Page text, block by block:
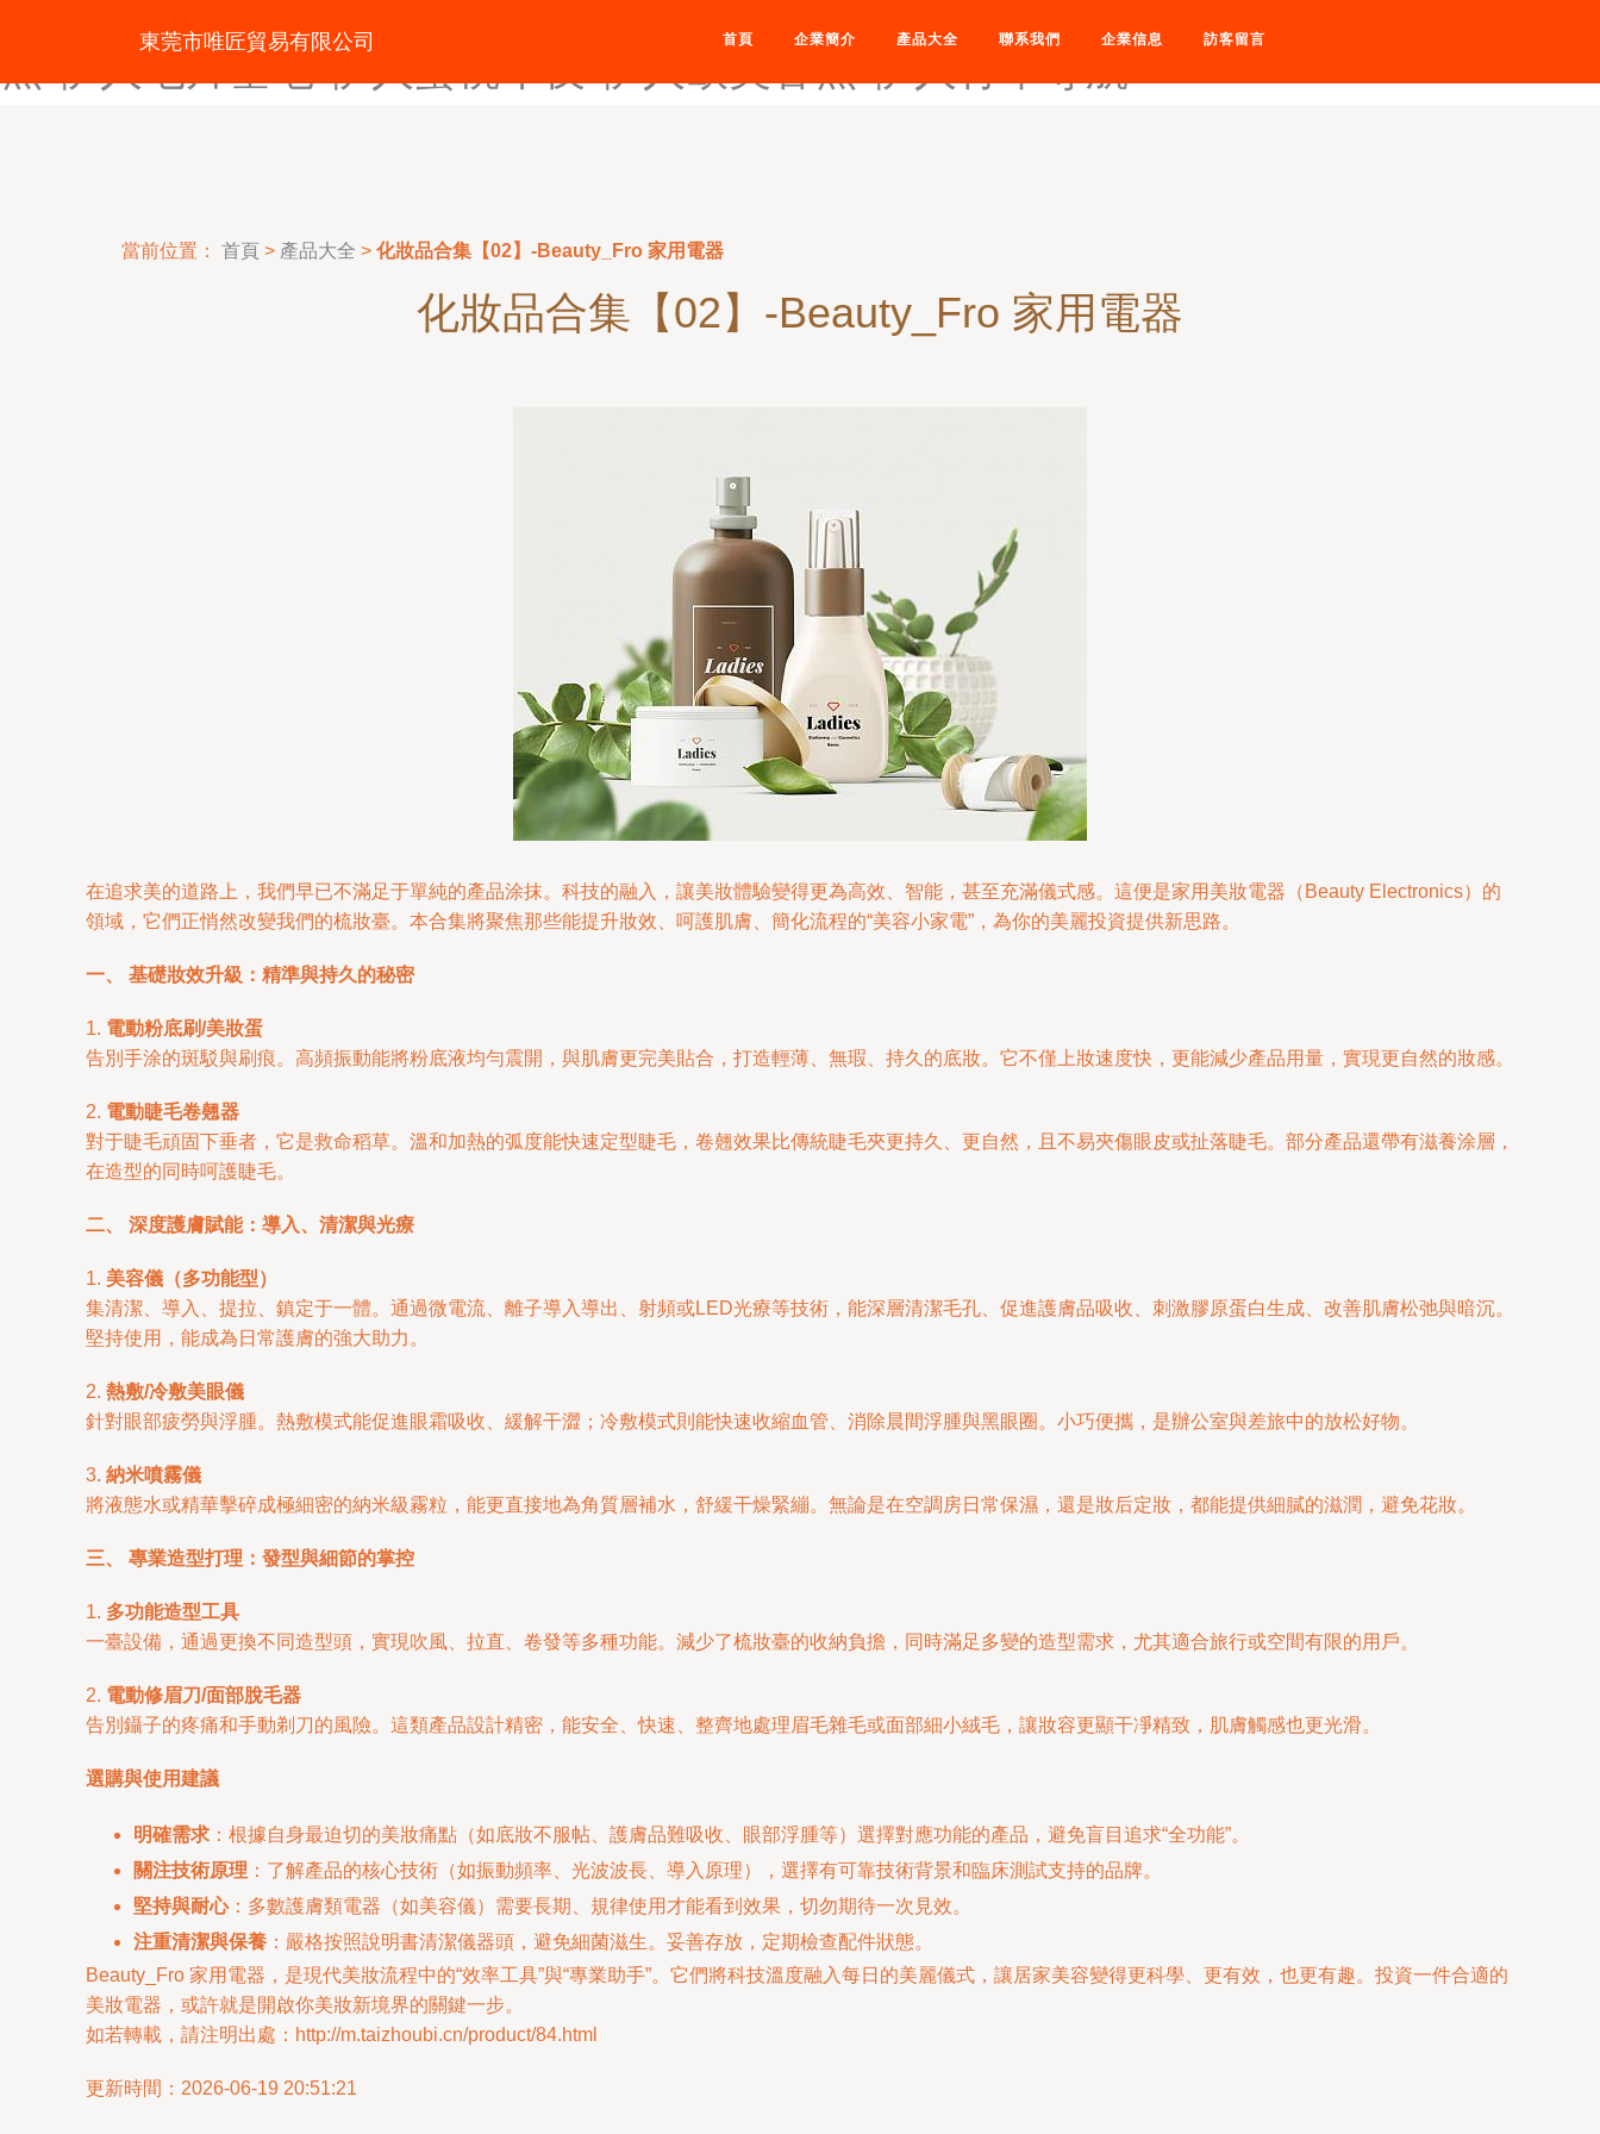
伊人狼友网-伊人狼友影视-伊人六月天-伊人伦理资源-伊人麻豆大香蕉-伊人毛片大香
東莞市唯匠貿易有限公司 首頁 企業簡介 產品大全 聯系我們 企業信息 訪客留言
當前位置： 首頁 > 產品大全 > 化妝品合集【02】-Beauty_Fro 家用電器
化妝品合集【02】-Beauty_Fro 家用電器
在追求美的道路上，我們早已不滿足于單純的產品涂抹。科技的融入，讓美妝體驗變得更為高效、智能，甚至充滿儀式感。這便是家用美妝電器（Beauty Electronics）的
領域，它們正悄然改變我們的梳妝臺。本合集將聚焦那些能提升妝效、呵護肌膚、簡化流程的“美容小家電”，為你的美麗投資提供新思路。
一、 基礎妝效升級：精準與持久的秘密
1. 電動粉底刷/美妝蛋
告別手涂的斑駁與刷痕。高頻振動能將粉底液均勻震開，與肌膚更完美貼合，打造輕薄、無瑕、持久的底妝。它不僅上妝速度快，更能減少產品用量，實現更自然的妝感。
2. 電動睫毛卷翹器
對于睫毛頑固下垂者，它是救命稻草。溫和加熱的弧度能快速定型睫毛，卷翹效果比傳統睫毛夾更持久、更自然，且不易夾傷眼皮或扯落睫毛。部分產品還帶有滋養涂層，
在造型的同時呵護睫毛。
二、 深度護膚賦能：導入、清潔與光療
1. 美容儀（多功能型）
集清潔、導入、提拉、鎮定于一體。通過微電流、離子導入導出、射頻或LED光療等技術，能深層清潔毛孔、促進護膚品吸收、刺激膠原蛋白生成、改善肌膚松弛與暗沉。
堅持使用，能成為日常護膚的強大助力。
2. 熱敷/冷敷美眼儀
針對眼部疲勞與浮腫。熱敷模式能促進眼霜吸收、緩解干澀；冷敷模式則能快速收縮血管、消除晨間浮腫與黑眼圈。小巧便攜，是辦公室與差旅中的放松好物。
3. 納米噴霧儀
將液態水或精華擊碎成極細密的納米級霧粒，能更直接地為角質層補水，舒緩干燥緊繃。無論是在空調房日常保濕，還是妝后定妝，都能提供細膩的滋潤，避免花妝。
三、 專業造型打理：發型與細節的掌控
1. 多功能造型工具
一臺設備，通過更換不同造型頭，實現吹風、拉直、卷發等多種功能。減少了梳妝臺的收納負擔，同時滿足多變的造型需求，尤其適合旅行或空間有限的用戶。
2. 電動修眉刀/面部脫毛器
告別鑷子的疼痛和手動剃刀的風險。這類產品設計精密，能安全、快速、整齊地處理眉毛雜毛或面部細小絨毛，讓妝容更顯干凈精致，肌膚觸感也更光滑。
選購與使用建議
明確需求 ：根據自身最迫切的美妝痛點（如底妝不服帖、護膚品難吸收、眼部浮腫等）選擇對應功能的產品，避免盲目追求“全功能”。
關注技術原理 ：了解產品的核心技術（如振動頻率、光波波長、導入原理），選擇有可靠技術背景和臨床測試支持的品牌。
堅持與耐心：多數護膚類電器（如美容儀）需要長期、規律使用才能看到效果，切勿期待一次見效。
注重清潔與保養 ：嚴格按照說明書清潔儀器頭，避免細菌滋生。妥善存放，定期檢查配件狀態。
Beauty_Fro 家用電器，是現代美妝流程中的“效率工具”與“專業助手”。它們將科技溫度融入每日的美麗儀式，讓居家美容變得更科學、更有效，也更有趣。投資一件合適的
美妝電器，或許就是開啟你美妝新境界的關鍵一步。
如若轉載，請注明出處：http://m.taizhoubi.cn/product/84.html
更新時間：2026-06-19 20:51:21